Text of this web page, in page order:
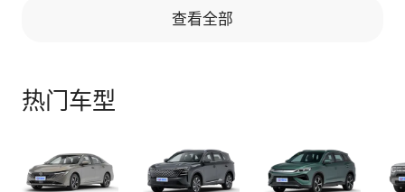
查看全部
热门车型